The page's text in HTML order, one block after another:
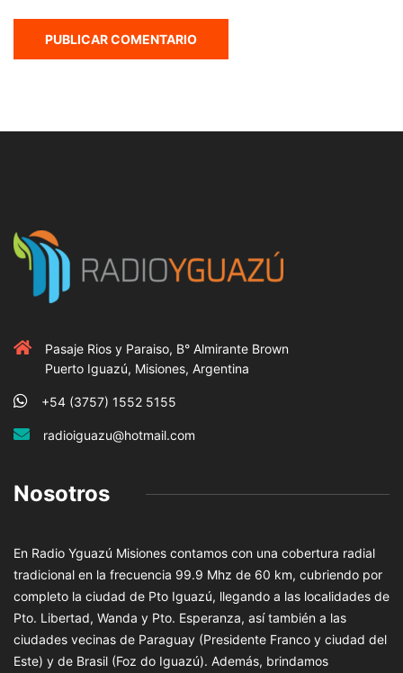
Pasaje Rios y Paraiso, B° Almirante Brown
Puerto Iguazú, Misiones, Argentina
+54 (3757) 1552 5155
radioiguazu@hotmail.com
Nosotros
En Radio Yguazú Misiones contamos con una cobertura radial
tradicional en la frecuencia 99.9 Mhz de 60 km, cubriendo por
completo la ciudad de Pto Iguazú, llegando a las localidades de
Pto. Libertad, Wanda y Pto. Esperanza, así también a las
ciudades vecinas de Paraguay (Presidente Franco y ciudad del
Este) y de Brasil (Foz do Iguazú). Además, brindamos